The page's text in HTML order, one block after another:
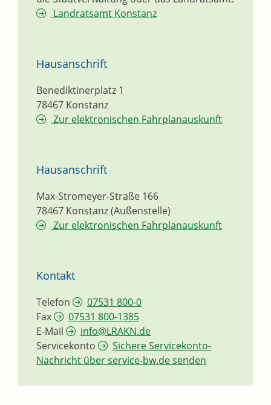
Landratsamt Konstanz
Hausanschrift
Benediktinerplatz 1
78467 Konstanz
Zur elektronischen Fahrplanauskunft
Hausanschrift
Max-Stromeyer-Straße 166
78467 Konstanz (Außenstelle)
Zur elektronischen Fahrplanauskunft
Kontakt
Telefon
07531 800-0
Fax
07531 800-1385
E-Mail
info@LRAKN.de
Servicekonto
Sichere Servicekonto-
Nachricht über service-bw.de senden